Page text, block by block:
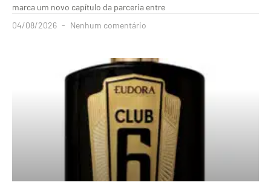
marca um novo capítulo da parceria entre
04/08/2026
Nenhum comentário